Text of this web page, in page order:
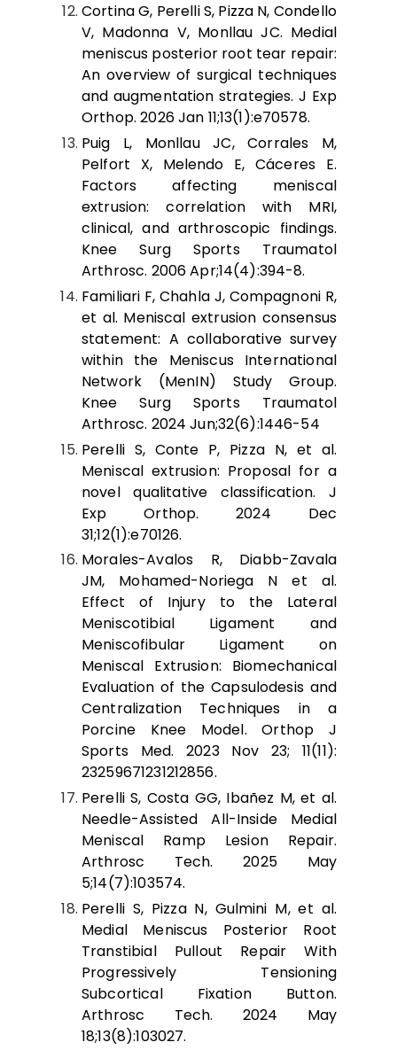
Cortina G, Perelli S, Pizza N, Condello
V, Madonna V, Monllau JC. Medial
meniscus posterior root tear repair:
An overview of surgical techniques
and augmentation strategies. J Exp
Orthop. 2026 Jan 11;13(1):e70578.
Puig L, Monllau JC, Corrales M,
Pelfort X, Melendo E, Cáceres E.
Factors affecting meniscal
extrusion: correlation with MRI,
clinical, and arthroscopic findings.
Knee Surg Sports Traumatol
Arthrosc. 2006 Apr;14(4):394-8.
Familiari F, Chahla J, Compagnoni R,
et al. Meniscal extrusion consensus
statement: A collaborative survey
within the Meniscus International
Network (MenIN) Study Group.
Knee Surg Sports Traumatol
Arthrosc. 2024 Jun;32(6):1446-54
Perelli S, Conte P, Pizza N, et al.
Meniscal extrusion: Proposal for a
novel qualitative classification. J
Exp Orthop. 2024 Dec
31;12(1):e70126.
Morales-Avalos R, Diabb-Zavala
JM, Mohamed-Noriega N et al.
Effect of Injury to the Lateral
Meniscotibial Ligament and
Meniscofibular Ligament on
Meniscal Extrusion: Biomechanical
Evaluation of the Capsulodesis and
Centralization Techniques in a
Porcine Knee Model. Orthop J
Sports Med. 2023 Nov 23; 11(11):
23259671231212856.
Perelli S, Costa GG, Ibañez M, et al.
Needle-Assisted All-Inside Medial
Meniscal Ramp Lesion Repair.
Arthrosc Tech. 2025 May
5;14(7):103574.
Perelli S, Pizza N, Gulmini M, et al.
Medial Meniscus Posterior Root
Transtibial Pullout Repair With
Progressively Tensioning
Subcortical Fixation Button.
Arthrosc Tech. 2024 May
18;13(8):103027.